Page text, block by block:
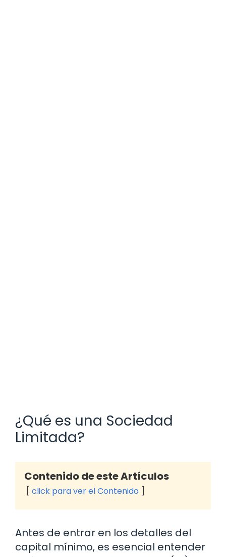
¿Qué es una Sociedad
Limitada?
Contenido de este Artículos
click para ver el Contenido
Antes de entrar en los detalles del
capital mínimo, es esencial entender